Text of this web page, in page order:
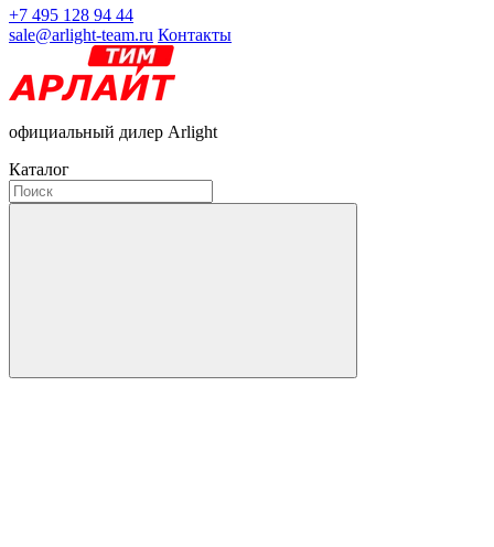
+7 495 128 94 44
sale@arlight-team.ru Контакты
официальный дилер Arlight
Каталог